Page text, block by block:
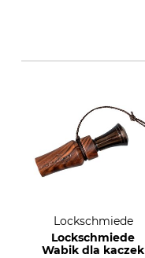
Lockschmiede
Lockschmiede
Wabik dla kaczek